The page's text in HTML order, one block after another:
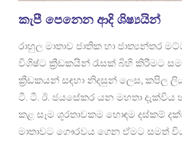
කැපී පෙනෙන ආදි ශිෂ්‍යයින්
රාහුල මාතාව ජාතික හා ජාත්‍යන්තර
විශිෂ්ට ක්‍රීඩකයින් රැසක් බිහි කිරීමට
ක්‍රීඩකයන් සඳහා නිදසුන් ලෙස, කපිල
ටී. ටී. ඊ. ජයසේකර යන මහතා දැක්විය
කළ සෑම ශූරතාවකම හොඳම දස්කම්
මාතාවට ගෞරවය ගෙන ඒමට සමත්